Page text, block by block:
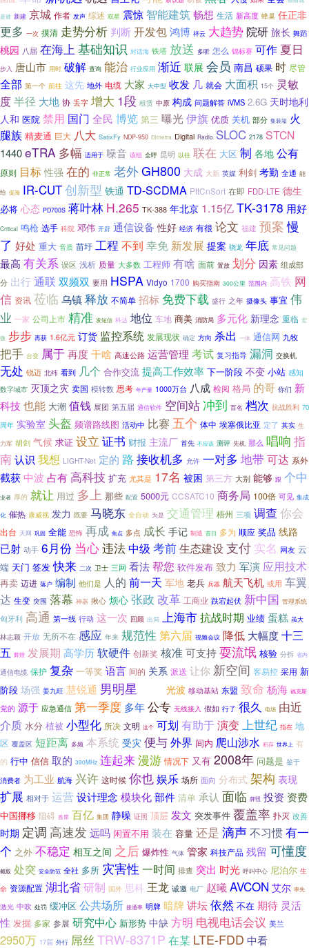
是谁 新建 京城 作者 发声 综述 双星 震惊 智能建筑畅想 生活 新高度 蜂巢 任正非
更多 一次 摸清 走势分析 判断开发包鸿博 祥云 大趋势院研 旅长 舞蹈
桃园 八届 在海上 基础知识 对话海 铁塔 放送 多听 怎么 锦标赛 可作 夏日
步入 唐山市 用时 破解 查询 能治 行业应用 渐近 联展 会员 南昌 硕果 时 尽管
全部 第一个 前往 这先 地外 电缆 大家 大中型 收发 几 就会 大面积 15个 灵敏
度半径 大地 协 丢字 增大 1段 租赁 中原 构成 问题解答 iVMS 2.6G 天时地利
人和 医院 禁用 国门 全民 博览 第三 曝光伊旗 优质 关机 部分 集装箱 火
腿族 精麦通 巨大 八大 SatixFy NDP-950 Dimetra Digital Radio SLOC 2178 STCN
1440eTRA 多幅 适用于 噪音 该组 全呼 昆明 以往 联在 大区 制 各地公有
原则 目标 性强 在的 非正常 老外GH800 大成 大新 英媒 利剑 考勤 全通 能
给 促海 IR-CUT创新型 铁通 TD-SCDMA PttCnSort 在即 FDD-LTE 德生
必将 心态 PD700S 蒋叶林 H.265 TK-388 年北京 1.15亿TK-3178 用好
Critical 鸣枪 选手 科院 邓伟 开辟 通信设备 性好 经济 有很 论文 福建 预案 慢
了 好处 重大 音质 苗圩 工程 不到 幸免 新发展 提案 骁龙 年底 常见问题
最高 有关系 误区 浅析 质量 大多数 工程师 有啥 面前 置放 划分 因素 组成部
分 出行通联 双频双 要用 HSPA Vidyo 1700 购买指南 300公里 范围内 高铁 网
信 资讯 莅临 乌镇释放 不简单 招标免费下载 盛行 之年 摄像头 事宜 伟
业 一家 公司上市 精准 发短信 科达 地位 车地 商美 消防局 多元化 新理念 重临 宏
微 步步 再获 1.6亿元 订货 监控系统 发展现状 确定 方向 杀出 一体 通信网 九牧
把手 台变 属于再度干啥 高速公路 运营管理 考试 复习指导 漏洞 交换机
无处 锐迈 北纬 看到 几个 合作交流 提高工作效率 下一阶段 不变 小站 感知
数字城市 灭顶之灾 卖国 模转数 思考 年产量 1000万台 八成 检阅 格局 的哥 你们 新
科技 也能 大潮 值钱 展团 第五届 通信软件 空间站冲到 百名 档次 抗战胜利 70
周年 实验室 头盔 频谱路线图 活动中 比赛 五个 体中 埃塞俄比亚 定了 其实 生
力军 胡剑 气候 求证 设立 证书 财报 主流厂 首先 不应该 测评 先机 那么 唱响 指
南认识 我想 LIGHT-Net 定的 路 接收机多 允许 一对多 地带 可达 系外
截获 中波 占有高科技 扩充 尤其是 17名 被困 第三方 大别 能够 跟 个中
业者 厚的 就让 用过 多上 那些 配置 5000元 CCSATC10 商务局 100倍 可见 集成
化 催热 康威视 发力 既要 马晓东 全自动 为是 交通管理 梧州 三项 调查 你会
出台 天网 巩固 全能 恐怖 再成 焦点 多点 成长 手记 制造 昔日 多为 顺应 奖品 线路
已射 动手 6月份 当心违法中级 考前生态建设 支付 实名 网友 云
端 天门 签发 快来 二次 卫士 三网 看法帮您 软件发布 致力 军演 应用技术
再卖 迈进 落户 编制 他们是 人的 前一天 军地 老兵 兵器 航天飞机 或用 车翼
达 生变 突围 落幕 神器 揪心 烦心张政 改革 工商业 跌宕起伏 新中国 管理系统
匈牙利 高通 第一线 行动 这一次 回顾 出局 上海市抗战时期 业绩 蛋糕 虽大
林志颖 开放 无所不在 感应 年来 规范性 第六届 视频会议 降低 大幅度十三
五 辉煌 发展期 高学历软硬件 创新奖 核准可支持耍流氓 核验 分拆 省内
通信电缆 保护 复杂 一等奖 语言 间的 关系 派送 让你 新空间 客易控 采用 新
阶段 场强 姜九旺 慧锐通 男明星 光波 移动基站 东盟 致命 杨海 福克斯
党的 源于 应急通信 第一季度 多年公专 无线接入 假如 行了 很久 电场 由近
介质 水分 植被 小型化 所决 文明 这个 可划 有助于演变上世纪 指在 地
区 覆盖区 短距离 多频 本系统 受灾 便与外界 间内 爬山涉水 积存 世界上 有
的 行中 信信 取的 390MHz 连起来漫游 情况下 又有 2008年 问题是 鉴于
消费者 为工业 航海 兴许 这时候 你也娱乐 场所 面向 分布式 架构 表现
扩展 相对于 运营 设计理念 模块化部件 清单 承认 面临 牌照 投资 资费
中国挪移 阻碍 首席 百亿 集团 静噪 证照 顶层 发文 突发事件 覆盖率 扑灭 改善
时期 定调 高速发远吗 闲置不用 装在 容量 还是 滴声不习惯有一
个 之外 不稳定 相互之间 之后 爆炸性 气体 管家 科技产品 残留 可懂度
截取 处突 安全防范 全社 多所 灾害性 一时间 排查 突出 时光 呼叫中心 尼泊尔 生
命 资源配置 湖北省研制 国外 思科 王龙 诚邀 电厂 赵曦AVCON 艾尔 率先
激光 中吹 处罚 缓冲区 公共场所 接通率 明牌 暗牌讲坛依然 不在 期待 灵活
性 发掘 多家 参展 研究中心 新形势 中缺 方明 电视电话会议 美兰
2950万 17届 外行 屌丝 TRW-8371P 在某 LTE-FDD 中看